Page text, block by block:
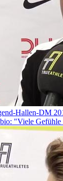
Hallen-DM
"Viele Gefühle